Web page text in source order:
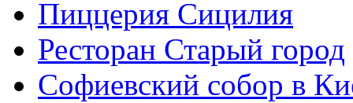
Пиццерия Сицилия
Ресторан Старый город
Софиевский собор в